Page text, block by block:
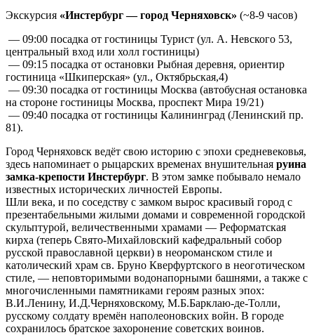
Экскурсия «Инстербург — город Черняховск» (~8-9 часов)
— 09:00 посадка от гостиницы Турист (ул. А. Невского 53,
центральный вход или холл гостиницы)
— 09:15 посадка от остановки Рыбная деревня, ориентир
гостиница «Шкиперская» (ул., Октябрьская,4)
— 09:30 посадка от гостиницы Москва (автобусная остановка
на стороне гостиницы Москва, проспект Мира 19/21)
— 09:40 посадка от гостиницы Калининград (Ленинский пр.
81).
Город Черняховск ведёт свою историю с эпохи средневековья,
здесь напоминает о рыцарских временах внушительная руина
замка-крепости Инстербург. В этом замке побывало немало
известных исторических личностей Европы.
Шли века, и по соседству с замком вырос красивый город с
презентабельными жилыми домами и современной городской
скульптурой, величественными храмами — Реформатская
кирха (теперь Свято-Михайловский кафедральный собор
русской православной церкви) в неороманском стиле и
католический храм св. Бруно Кверфуртского в неоготическом
стиле, — неповторимыми водонапорными башнями, а также с
многочисленными памятниками героям разных эпох:
В.И.Ленину, И.Д.Черняховскому, М.Б.Барклаю-де-Толли,
русскому солдату времён наполеоновских войн. В городе
сохранилось братское захоронение советских воинов.